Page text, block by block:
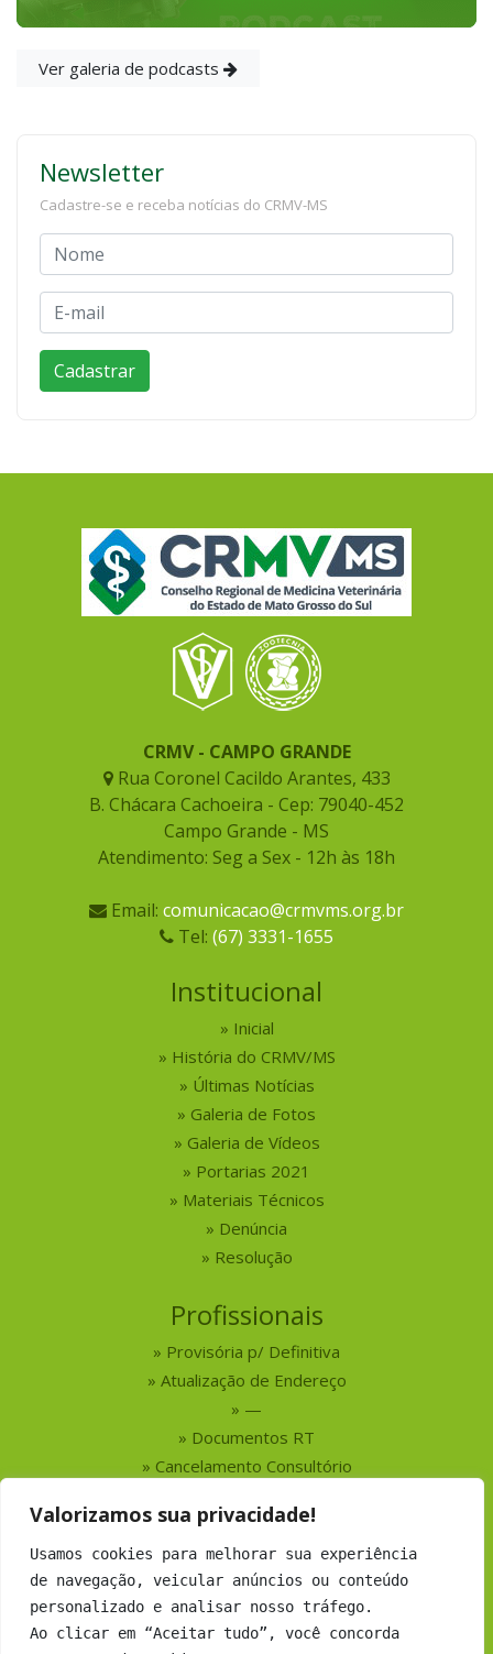
Valorizamos sua privacidade!
Usamos cookies para melhorar sua experiência
de navegação, veicular anúncios ou conteúdo
personalizado e analisar nosso tráfego.
Ao clicar em “Aceitar tudo”, você concorda
Ver galeria de podcasts
Newsletter
Cadastre-se e receba notícias do CRMV-MS
CRMV - CAMPO GRANDE
Rua Coronel Cacildo Arantes, 433
B. Chácara Cachoeira - Cep: 79040-452
Campo Grande - MS
Atendimento: Seg a Sex - 12h às 18h
Email: comunicacao@crmvms.org.br
Tel: (67) 3331-1655
Institucional
Inicial
História do CRMV/MS
Últimas Notícias
Galeria de Fotos
Galeria de Vídeos
Portarias 2021
Materiais Técnicos
Denúncia
Resolução
Profissionais
Provisória p/ Definitiva
Atualização de Endereço
—
Documentos RT
Cancelamento Consultório
Serviços
Busca por Profissionais
Busca por Empresas
Números do CRMV-MS